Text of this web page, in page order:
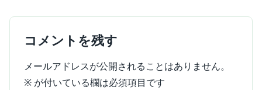
コメントを残す
メールアドレスが公開されることはありません。
※ が付いている欄は必須項目です